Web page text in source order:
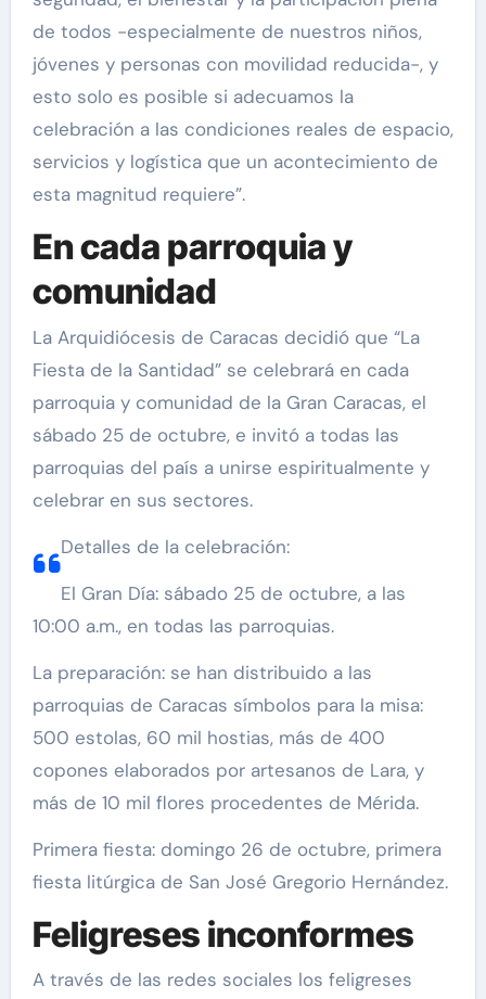
de todos -especialmente de nuestros niños,
jóvenes y personas con movilidad reducida-, y
esto solo es posible si adecuamos la
celebración a las condiciones reales de espacio,
servicios y logística que un acontecimiento de
esta magnitud requiere”.
En cada parroquia y
comunidad
La Arquidiócesis de Caracas decidió que “La
Fiesta de la Santidad” se celebrará en cada
parroquia y comunidad de la Gran Caracas, el
sábado 25 de octubre, e invitó a todas las
parroquias del país a unirse espiritualmente y
celebrar en sus sectores.
Detalles de la celebración:
El Gran Día: sábado 25 de octubre, a las
10:00 a.m., en todas las parroquias.
La preparación: se han distribuido a las
parroquias de Caracas símbolos para la misa:
500 estolas, 60 mil hostias, más de 400
copones elaborados por artesanos de Lara, y
más de 10 mil flores procedentes de Mérida.
Primera fiesta: domingo 26 de octubre, primera
fiesta litúrgica de San José Gregorio Hernández.
Feligreses inconformes
A través de las redes sociales los feligreses